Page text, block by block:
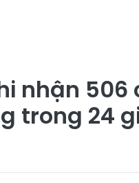
nhận 506
trong 24